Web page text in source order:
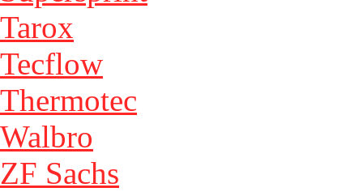
Tarox
Tecflow
Thermotec
Walbro
ZF Sachs